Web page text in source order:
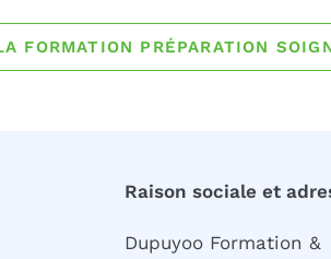
FORMATION PRÉPARATION
Raison sociale et
Dupuyoo Formation &